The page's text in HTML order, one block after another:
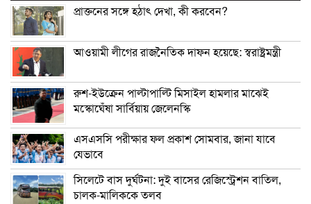
প্রাক্তনের সঙ্গে হঠাৎ দেখা, কী করবেন?
আওয়ামী লীগের রাজনৈতিক দাফন হয়েছে: স্বরাষ্ট্রমন্ত্রী
রুশ-ইউক্রেন পাল্টাপাল্টি মিসাইল হামলার মাঝেই
মস্কোঘেঁষা সার্বিয়ায় জেলেনস্কি
এসএসসি পরীক্ষার ফল প্রকাশ সোমবার, জানা যাবে
যেভাবে
সিলেটে বাস দুর্ঘটনা: দুই বাসের রেজিস্ট্রেশন বাতিল,
চালক-মালিককে তলব